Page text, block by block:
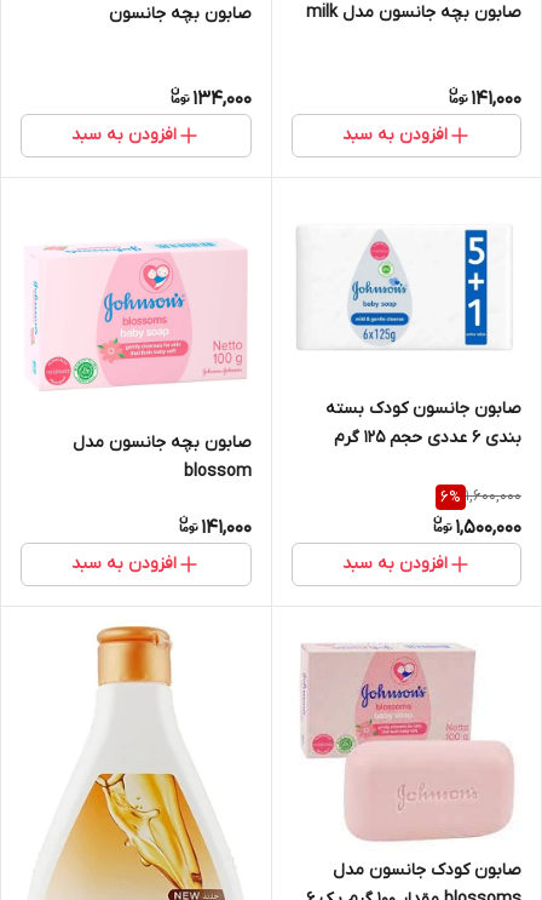
صابون بچه جانسون مدل milk
141,000
افزودن به سبد
صابون بچه جانسون
134,000
افزودن به سبد
صابون جانسون کودک بسته
بندی ۶ عددی حجم ۱۲۵ گرم
1,600,000
6%
1,500,000
افزودن به سبد
صابون بچه جانسون مدل
blossom
141,000
افزودن به سبد
صابون کودک جانسون مدل